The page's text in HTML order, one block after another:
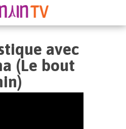
avec
(Le bout